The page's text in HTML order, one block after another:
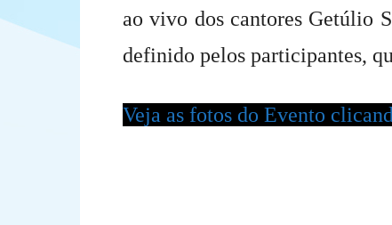
ao vivo dos cantores Getúlio
definido pelos participantes,
Veja as fotos do Evento